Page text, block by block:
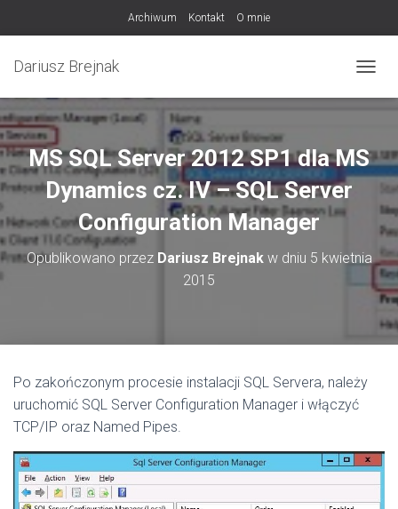
Archiwum Kontakt O mnie
Dariusz Brejnak
MS SQL Server 2012 SP1 dla MS
Dynamics cz. IV – SQL Server
Configuration Manager
Opublikowano przez Dariusz Brejnakw dniu 5 kwietnia
2015
Po zakończonym procesie instalacji SQL Servera, należy
uruchomić SQL Server Configuration Manager i włączyć
TCP/IP oraz Named Pipes.